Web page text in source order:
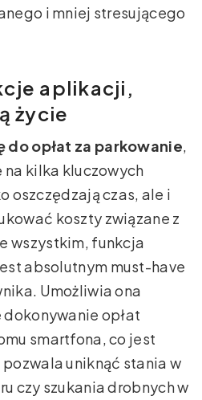
i mniej stresującego
aplikacji,
życie
do opłat za parkowanie,
kilka kluczowych
oszczędzają czas, ale i
koszty związane z
wszystkim, funkcja
absolutnym must-have
Umożliwia ona
opłat
smartfona, co jest
uniknąć stania w
czy szukania drobnych w